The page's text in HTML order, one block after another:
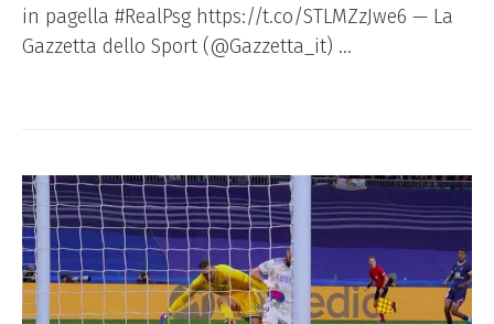
in pagella #RealPsg https://t.co/STLMZzJwe6 — La
Gazzetta dello Sport (@Gazzetta_it) …